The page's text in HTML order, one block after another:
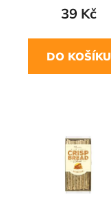
39 Kč
DO KOŠÍKU